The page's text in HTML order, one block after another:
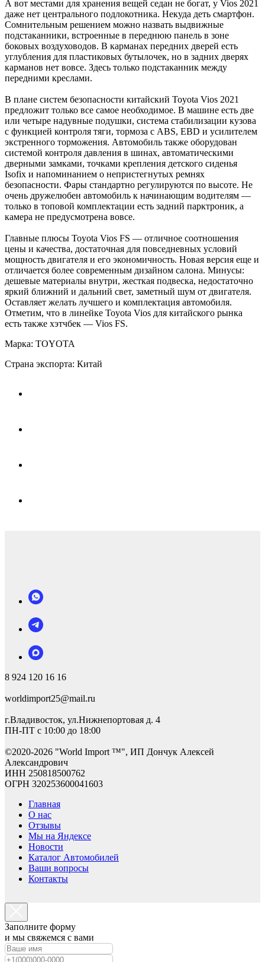
А вот местами для хранения вещей седан не богат, у Vios 2021
даже нет центрального подлокотника. Некуда деть смартфон.
Сомнительным решением можно назвать выдвижные
подстаканники, встроенные в переднюю панель в зоне
боковых воздуховодов. В карманах передних дверей есть
углубления для пластиковых бутылочек, но в задних дверях
карманов нет вовсе. Здесь только подстаканник между
передними креслами.
В плане систем безопасности китайский Toyota Vios 2021
предложит только все самое необходимое. В машине есть две
или четыре надувные подушки, система стабилизации кузова
с функцией контроля тяги, тормоза с ABS, EBD и усилителем
экстренного торможения. Автомобиль также оборудован
системой контроля давления в шинах, автоматическими
дверными замками, точками крепления детского сиденья
Isofix и напоминанием о непристегнутых ремнях
безопасности. Фары стандартно регулируются по высоте. Не
очень дружелюбен автомобиль к начинающим водителям —
только в топовой комплектации есть задний парктроник, а
камера не предусмотрена вовсе.
Главные плюсы Toyota Vios FS — отличное соотношения
цены и качества, достаточная для повседневных условий
мощность двигателя и его экономичность. Новая версия еще и
отличается более современным дизайном салона. Минусы:
дешевые материалы внутри, жесткая подвеска, недостаточно
яркий ближний и дальний свет, заметный шум от двигателя.
Оставляет желать лучшего и комплектация автомобиля.
Отметим, что в линейке Toyota Vios для китайского рынка
есть также хэтчбек — Vios FS.
Марка: TOYOTA
Страна экспорта: Китай
8 924 120 16 16
worldimport25@mail.ru
г.Владивосток, ул.Нижнепортовая д. 4
ПН-ПТ с 10:00 до 18:00
©2020-2026 "World Import ™", ИП Дончук Алексей
Александрович
ИНН 250818500762
ОГРН 320253600041603
Главная
О нас
Отзывы
Мы на Яндексе
Новости
Каталог Автомобилей
Ваши вопросы
Контакты
Заполните форму
и мы свяжемся с вами